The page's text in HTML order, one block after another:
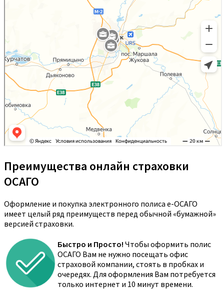
Преимущества онлайн страховки
ОСАГО
Оформление и покупка электронного полиса е-ОСАГО
имеет целый ряд преимуществ перед обычной «бумажной»
версией страховки.
Быстро и Просто! Чтобы оформить полис
ОСАГО Вам не нужно посещать офис
страховой компании, стоять в пробках и
очередях. Для оформления Вам потребуется
только интернет и 10 минут времени.